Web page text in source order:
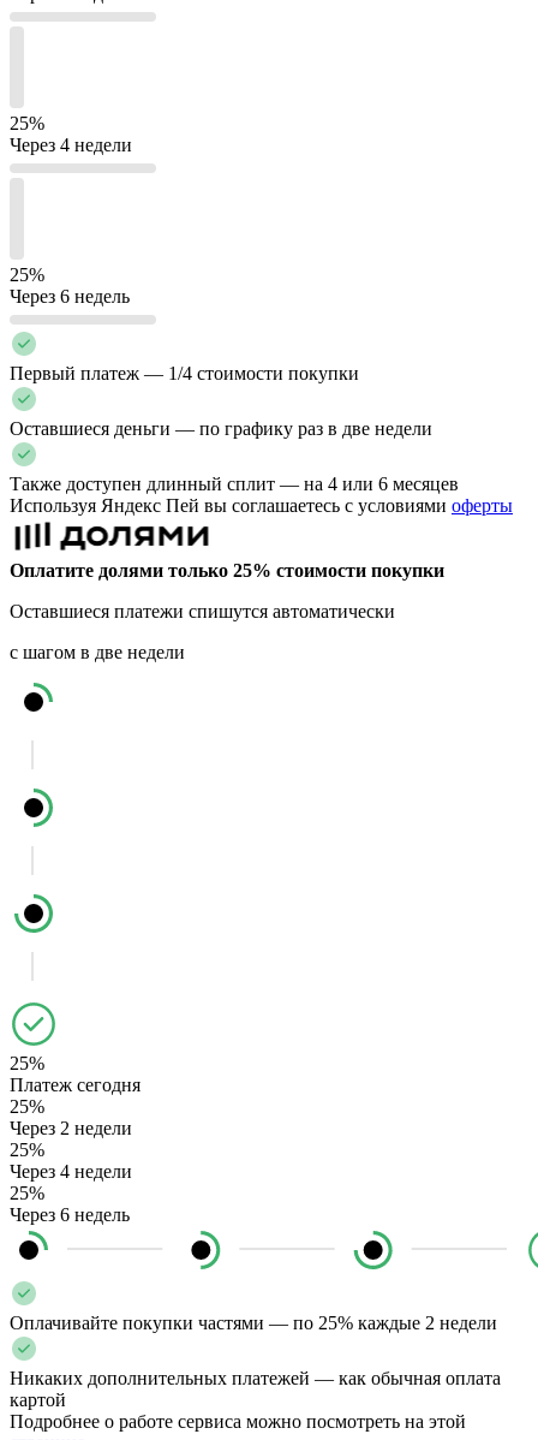
25%
Через 4 недели
25%
Через 6 недель
Первый платеж — 1/4 стоимости покупки
Оставшиеся деньги — по графику раз в две недели
Также доступен длинный сплит — на 4 или 6 месяцев
Используя Яндекс Пей вы соглашаетесь с условиями оферты
Оплатите долями только 25% стоимости покупки
Оставшиеся платежи спишутся автоматически
с шагом в две недели
25%
Платеж сегодня
25%
Через 2 недели
25%
Через 4 недели
25%
Через 6 недель
Оплачивайте покупки частями — по 25% каждые 2 недели
Никаких дополнительных платежей — как обычная оплата
картой
Подробнее о работе сервиса можно посмотреть на этой